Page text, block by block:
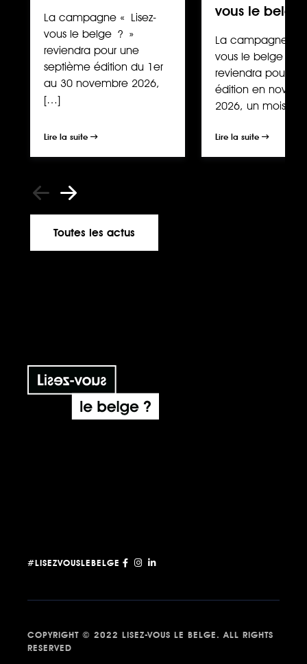
La campagne « Lisez-
vous le belge ? »
reviendra pour une
septième édition du 1er
au 30 novembre 2026,
[…]
Lire la suite
vous le belge
La campagne «
vous le belge ? »
reviendra pour
édition en
2026, un mois […]
Lire la suite
Toutes les actus
#LISEZVOUSLEBELGE
COPYRIGHT © 2022 LISEZ-VOUS LE BELGE. ALL RIGHTS
RESERVED